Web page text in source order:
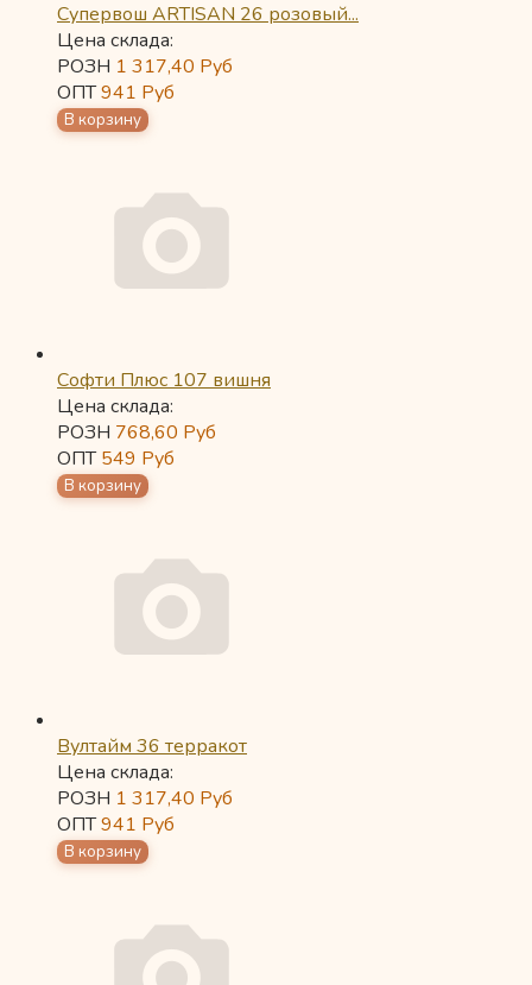
Супервош ARTISAN 26 розовый...
Цена склада:
РОЗН 1 317,40 Руб
ОПТ941 Руб
Софти Плюс 107 вишня
Цена склада:
РОЗН 768,60 Руб
ОПТ549 Руб
Вултайм 36 терракот
Цена склада:
РОЗН 1 317,40 Руб
ОПТ941 Руб